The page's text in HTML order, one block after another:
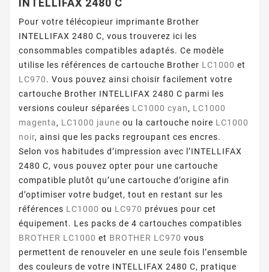
INTELLIFAX 2480 C
Pour votre télécopieur imprimante Brother
INTELLIFAX 2480 C, vous trouverez ici les
consommables compatibles adaptés. Ce modèle
utilise les références de cartouche Brother LC1000 et
LC970. Vous pouvez ainsi choisir facilement votre
cartouche Brother INTELLIFAX 2480 C parmi les
versions couleur séparées LC1000 cyan, LC1000
magenta, LC1000 jaune ou la cartouche noire LC1000
noir, ainsi que les packs regroupant ces encres.
Selon vos habitudes d’impression avec l’INTELLIFAX
2480 C, vous pouvez opter pour une cartouche
compatible plutôt qu’une cartouche d’origine afin
d’optimiser votre budget, tout en restant sur les
références LC1000 ou LC970 prévues pour cet
équipement. Les packs de 4 cartouches compatibles
BROTHER LC1000 et BROTHER LC970 vous
permettent de renouveler en une seule fois l’ensemble
des couleurs de votre INTELLIFAX 2480 C, pratique